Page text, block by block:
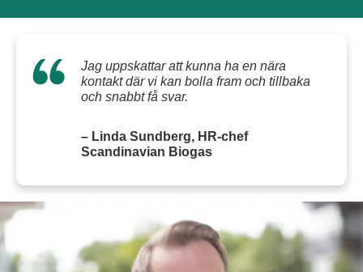
Jag uppskattar att kunna ha en nära
kontakt där vi kan bolla fram och tillbaka
och snabbt få svar.
– Linda Sundberg, HR-chef
Scandinavian Biogas